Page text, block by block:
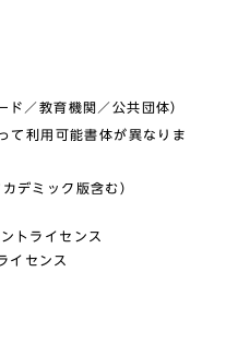
／教育機関／公共団体）
利用可能書体が異なりま
デミック版含む）
トライセンス
イセンス